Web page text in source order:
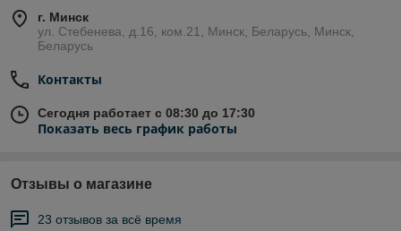
г. Минск
ул. Стебенева, д.16, ком.21, Минск, Беларусь, Минск,
Беларусь
Контакты
Сегодня работает с 08:30 до 17:30
Показать весь график работы
Отзывы о магазине
23 отзывов за всё время